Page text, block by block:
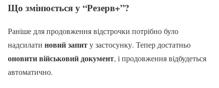
Що змінюється у “Резерв+”?
Раніше для продовження відстрочки потрібно було
надсилати новий запиту застосунку. Тепер достатньо
оновити військовий документ, і продовження відбудеться
автоматично.